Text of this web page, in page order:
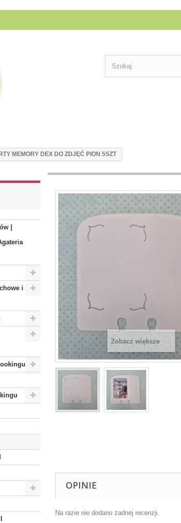
MEMORY DEX DO ZDJĘĆ PION 5SZT
|
i
Zobacz większe
OPINIE
Na razie nie dodano żadnej recenzji.